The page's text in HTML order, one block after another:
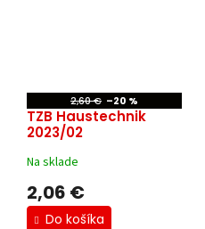
2,60 € –20 %
TZB Haustechnik
2023/02
Na sklade
2,06 €
Do košíka